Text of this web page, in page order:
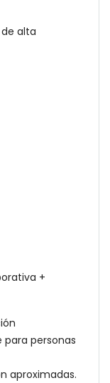
alta
+
para personas
aproximadas.